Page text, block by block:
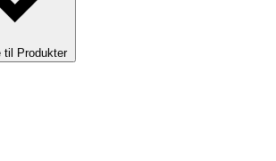
til Produkter